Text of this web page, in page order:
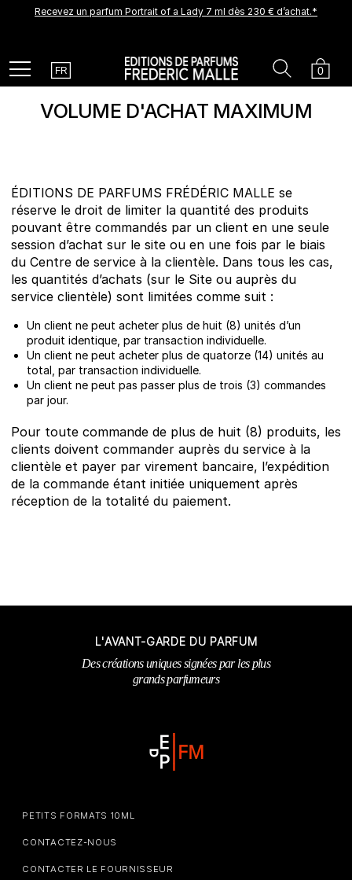
Une nouvelle création arrive prochainement. Soyez parmi les
Recevez un parfum Portrait of a Lady 7 ml dès 230 € d’achat.*
Menu Country
FR Cart
0
Search
VOLUME D'ACHAT MAXIMUM
ÉDITIONS DE PARFUMS FRÉDÉRIC MALLE se
réserve le droit de limiter la quantité des produits
pouvant être commandés par un client en une seule
session d’achat sur le site ou en une fois par le biais
du Centre de service à la clientèle. Dans tous les cas,
les quantités d’achats (sur le Site ou auprès du
service clientèle) sont limitées comme suit :
Un client ne peut acheter plus de huit (8) unités d’un
produit identique, par transaction individuelle.
Un client ne peut acheter plus de quatorze (14) unités au
total, par transaction individuelle.
Un client ne peut pas passer plus de trois (3) commandes
par jour.
Pour toute commande de plus de huit (8) produits, les
clients doivent commander auprès du service à la
clientèle et payer par virement bancaire, l’expédition
de la commande étant initiée uniquement après
réception de la totalité du paiement.
L'AVANT-GARDE DU PARFUM
Des créations uniques signées par les plus
grands parfumeurs
PETITS FORMATS 10ML
CONTACTEZ-NOUS
CONTACTER LE FOURNISSEUR